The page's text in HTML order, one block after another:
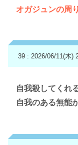
オガジュンの周
39 : 2026/06/11(木)
自我殺してくれ
自我のある無能